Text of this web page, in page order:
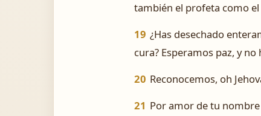
también el profeta como
19 ¿Has desechado
cura? Esperamos paz, y
20 Reconocemos, oh
21 Por amor de tu